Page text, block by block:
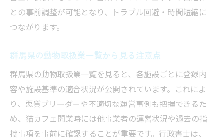
との事前調整が可能となり、トラブル回避・時間短縮に
つながります。
群馬県の動物取扱業一覧から見る注意点
群馬県の動物取扱業一覧を見ると、各施設ごとに登録内
容や施設基準の適合状況が公開されています。これによ
り、悪質ブリーダーや不適切な運営事例も把握できるた
め、猫カフェ開業時には他事業者の運営状況や過去の指
摘事項を事前に確認することが重要です。行政書士は、